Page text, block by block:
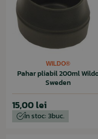
WILDO®
Pahar pliabil 200ml
Sweden
15,00 lei
În stoc: 3buc.